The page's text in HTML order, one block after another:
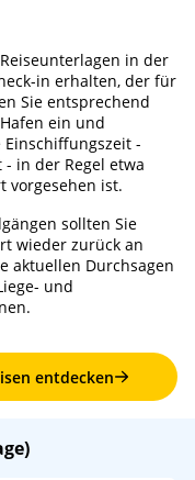
in der
in erhalten, der für
Sie entsprechend
ein und
Einschiffungszeit -
in der Regel etwa
vorgesehen ist.
sollten Sie
wieder zurück an
aktuellen Durchsagen
und
entdecken